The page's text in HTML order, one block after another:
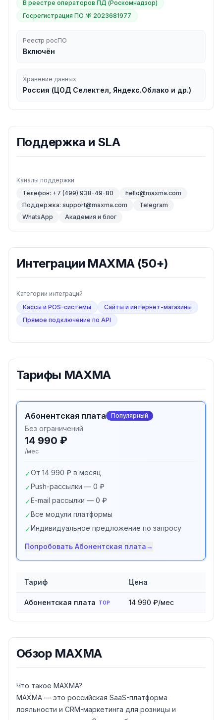
В реестре операторов ПД (Роскомнадзор)
Госрегистрация ПО № 2023681977
Реестр росПО
Включён
Хранение данных
Россия (ЦОД Селектел, Яндекс.Облако и др.)
Поддержка и SLA
Каналы поддержки
Телефон: +7 (499) 938-49-80
hello@maxma.com
Поддержка: support@maxma.com
Telegram
WhatsApp
Академия и блог
Интеграции MAXMA(50+)
Категории интеграций
Кассы и POS-системы
Сайты и интернет-магазины
Прямое подключение по API
Тарифы MAXMA
Абонентская плата Популярный
Без ограничений
14 990 ₽
/мес
✓От 14 990 ₽ в месяц
✓Push-рассылки — 0 ₽
✓E-mail рассылки — 0 ₽
✓Все модули платформы
✓Индивидуальное предложение по запросу
Попробовать Абонентская плата→
Тариф Цена
Абонентская плата TOP 14 990 ₽/мес
Обзор MAXMA
Что такое MAXMA?
MAXMA — это российская SaaS-платформа
лояльности и CRM-маркетинга для розницы и